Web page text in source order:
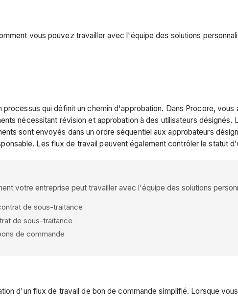
vous pouvez travailler avec l'équipe des solutions
processus qui définit un chemin d'approbation. Dans Procore,
nécessitant révision et approbation à des utilisateurs
sont envoyés dans un ordre séquentiel aux approbateurs
Les flux de travail peuvent également contrôler le statut
votre entreprise peut travailler avec l'équipe des solutions
de sous-traitance
de sous-traitance
de commande
d'un flux de travail de bon de commande simplifié. Lorsque